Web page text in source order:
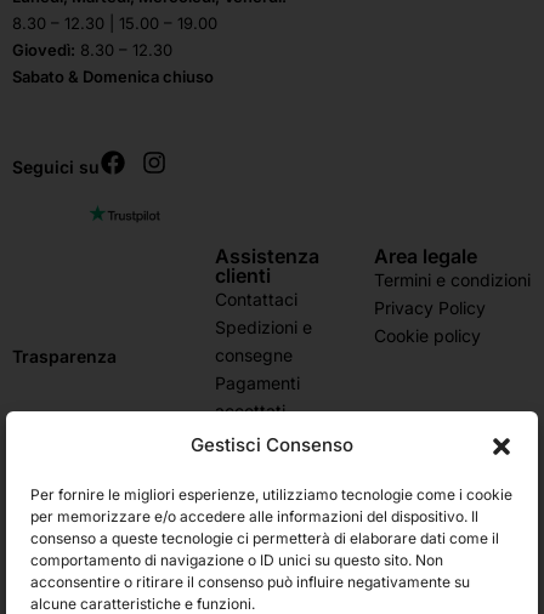
Gestisci Consenso
Per fornire le migliori esperienze, utilizziamo tecnologie come i cookie
per memorizzare e/o accedere alle informazioni del dispositivo. Il
consenso a queste tecnologie ci permetterà di elaborare dati come il
comportamento di navigazione o ID unici su questo sito. Non
acconsentire o ritirare il consenso può influire negativamente su
alcune caratteristiche e funzioni.
8.30 – 12.30 | 15.00 – 19.00
Giovedì: 8.30 – 12.30
Sabato & Domenica chiuso
Seguici su
Trasparenza
Assistenza
clienti
Contattaci
Spedizioni e
consegne
Pagamenti
accettati
Domande frequenti
Resi e rimborsi
Area legale
Termini e condizioni
Privacy Policy
Cookie policy
Iscriviti alla newsletter e ricevi subito il 10% di sconto
Rimani aggiornato su novità, promozioni e consigli d’arte. Il tuo
primo ordine ti aspetta con uno sconto esclusivo.